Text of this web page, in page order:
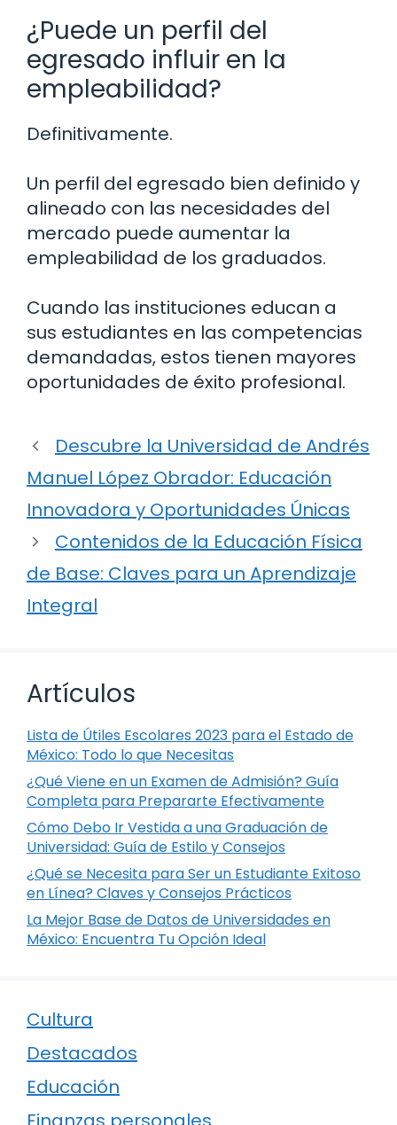
¿Puede un perfil del
egresado influir en la
empleabilidad?
Definitivamente.
Un perfil del egresado bien definido y
alineado con las necesidades del
mercado puede aumentar la
empleabilidad de los graduados.
Cuando las instituciones educan a
sus estudiantes en las competencias
demandadas, estos tienen mayores
oportunidades de éxito profesional.
Descubre la Universidad de Andrés
Manuel López Obrador: Educación
Innovadora y Oportunidades Únicas
Contenidos de la Educación Física
de Base: Claves para un Aprendizaje
Integral
Artículos
Lista de Útiles Escolares 2023 para el Estado de
México: Todo lo que Necesitas
¿Qué Viene en un Examen de Admisión? Guía
Completa para Prepararte Efectivamente
Cómo Debo Ir Vestida a una Graduación de
Universidad: Guía de Estilo y Consejos
¿Qué se Necesita para Ser un Estudiante Exitoso
en Línea? Claves y Consejos Prácticos
La Mejor Base de Datos de Universidades en
México: Encuentra Tu Opción Ideal
Cultura
Destacados
Educación